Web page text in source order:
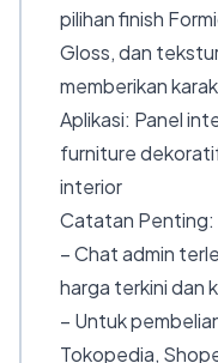
pilihan finish
Gloss, dan
memberikan
Aplikasi: Panel
furniture
interior
Catatan Penting:
– Chat admin
harga terkini dan
– Untuk
Tokopedia,